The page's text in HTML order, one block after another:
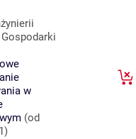
w
(od